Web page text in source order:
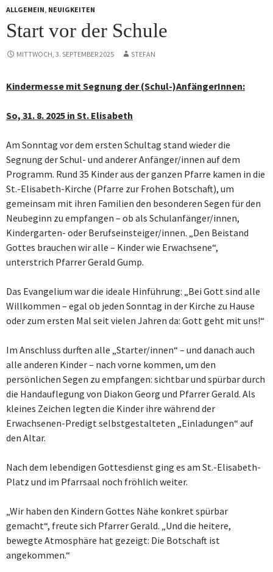
ALLGEMEIN, NEUIGKEITEN
Start vor der Schule
MITTWOCH, 3. SEPTEMBER 2025 STEFAN
Kindermesse mit Segnung der (Schul-)AnfängerInnen:
So, 31. 8. 2025 in St. Elisabeth
Am Sonntag vor dem ersten Schultag stand wieder die
Segnung der Schul- und anderer Anfänger/innen auf dem
Programm. Rund 35 Kinder aus der ganzen Pfarre kamen in die
St.-Elisabeth-Kirche (Pfarre zur Frohen Botschaft), um
gemeinsam mit ihren Familien den besonderen Segen für den
Neubeginn zu empfangen – ob als Schulanfänger/innen,
Kindergarten- oder Berufseinsteiger/innen. „Den Beistand
Gottes brauchen wir alle – Kinder wie Erwachsene“,
unterstrich Pfarrer Gerald Gump.
Das Evangelium war die ideale Hinführung: „Bei Gott sind alle
Willkommen – egal ob jeden Sonntag in der Kirche zu Hause
oder zum ersten Mal seit vielen Jahren da: Gott geht mit uns!“
Im Anschluss durften alle „Starter/innen“ – und danach auch
alle anderen Kinder – nach vorne kommen, um den
persönlichen Segen zu empfangen: sichtbar und spürbar durch
die Handauflegung von Diakon Georg und Pfarrer Gerald. Als
kleines Zeichen legten die Kinder ihre während der
Erwachsenen-Predigt selbstgestalteten „Einladungen“ auf
den Altar.
Nach dem lebendigen Gottesdienst ging es am St.-Elisabeth-
Platz und im Pfarrsaal noch fröhlich weiter.
„Wir haben den Kindern Gottes Nähe konkret spürbar
gemacht“, freute sich Pfarrer Gerald. „Und die heitere,
bewegte Atmosphäre hat gezeigt: Die Botschaft ist
angekommen.“